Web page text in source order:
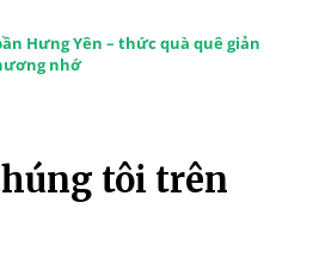
Hưng Yên – thức quà quê giản
nhớ
tôi trên